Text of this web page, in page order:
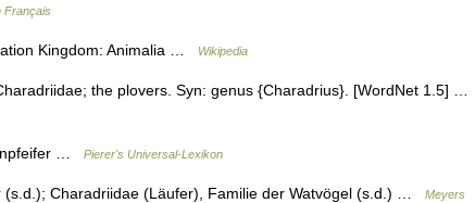
Français
Kingdom: Animalia … Wikipedia
the plovers. Syn: genus {Charadrius}. [WordNet 1.5] …
… Pierer's Universal-Lexikon
Charadriidae (Läufer), Familie der Watvögel (s.d.) …
Meyers